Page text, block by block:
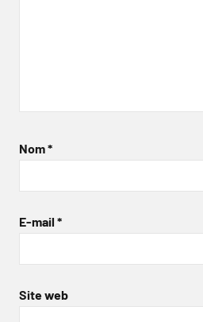
Nom*
E-mail *
Site web